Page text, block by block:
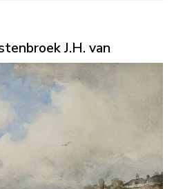
J.H. van